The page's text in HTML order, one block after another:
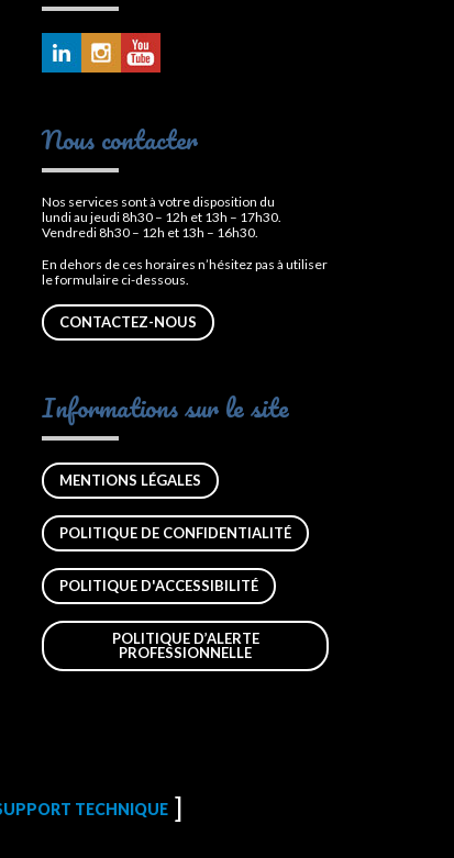
Nous contacter
Nos services sont à votre disposition du
lundi au jeudi 8h30 – 12h et 13h – 17h30.
Vendredi 8h30 – 12h et 13h – 16h30.
En dehors de ces horaires n’hésitez pas à utiliser
le formulaire ci-dessous.
CONTACTEZ-NOUS
Informations sur le site
MENTIONS LÉGALES
POLITIQUE DE CONFIDENTIALITÉ
POLITIQUE D'ACCESSIBILITÉ
POLITIQUE D’ALERTE
PROFESSIONNELLE
TECHNIQUE